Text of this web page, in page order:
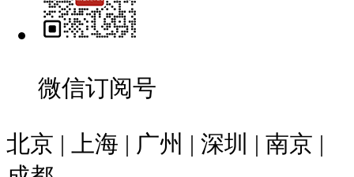
微信订阅号
北京 | 上海 | 广州 | 深圳 | 南京 |